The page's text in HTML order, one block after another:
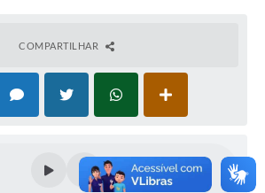
COMPARTILHAR